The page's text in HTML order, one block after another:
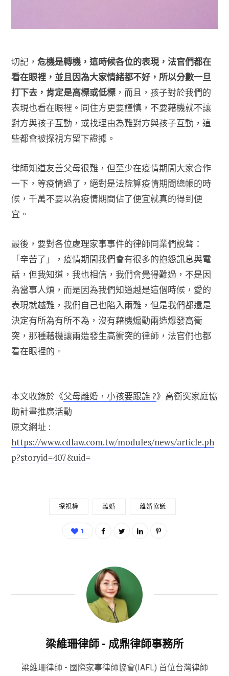
切記， 危機是轉機，這時候各位的表現，法官們都在
看在眼裡，並且因為大家情緒都不好，所以分數一旦
打下去，肯定是高標或低標 ，而且，孩子對於我們的
表現也看在眼裡。同住方更要謹慎，不要藉機就不讓
對方與孩子互動，或找理由為難對方與孩子互動，這
些都會被探視方留下證據。
律師知道友善父母很難，但至少在疫情期間大家合作
一下，等疫情過了，絕對是法院算疫情期間總帳的時
候，千萬不要以為疫情期間佔了便宜就真的得到便
宜。
最後，要對各位處理家事事件的律師同業們說聲：
「辛苦了」，疫情期間我們會有很多的抱怨訊息與電
話，但我知道，我也相信，我們會覺得難過，不是因
為當事人煩，而是因為我們知道越是這個時候，愛的
表現就越難，我們自己也陷入兩難，但是我們都還是
決定有所為有所不為，沒有藉機煽動兩造爆發高衝
突，那種藉機讓兩造發生高衝突的律師，法官們也都
看在眼裡的。
本文收錄於《父母離婚，小孩要跟誰 ?》高衝突家庭協
助計畫推廣活動
原文網址 :
https://www.cdlaw.com.tw/modules/news/article.ph
p?storyid=407&uid=
探視權 離婚 離婚協議
1
梁維珊律師 - 成鼎律師事務所
梁維珊律師 - 國際家事律師協會(IAFL) 首位台灣律師